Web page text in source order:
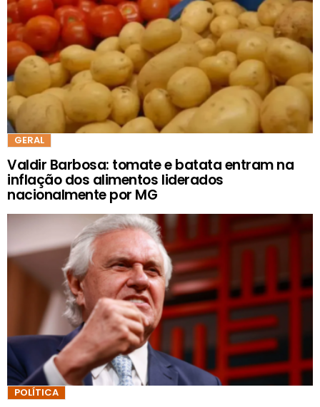
GERAL
Valdir Barbosa: tomate e batata entram na
inflação dos alimentos liderados
nacionalmente por MG
POLÍTICA